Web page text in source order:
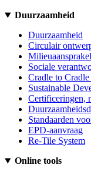
Duurzaamheid
Duurzaamheid
Circulair
Sociale
Cradle to
Sustainable
Certificeringen,
Standaarden
EPD-aanvraag
Re-Tile System
Online tools